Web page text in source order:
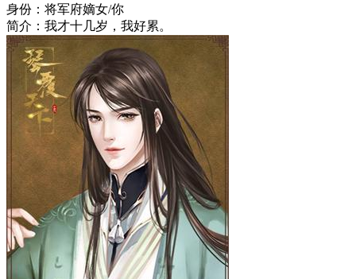
身份：将军府嫡女/你
简介：我才十几岁，我好累。